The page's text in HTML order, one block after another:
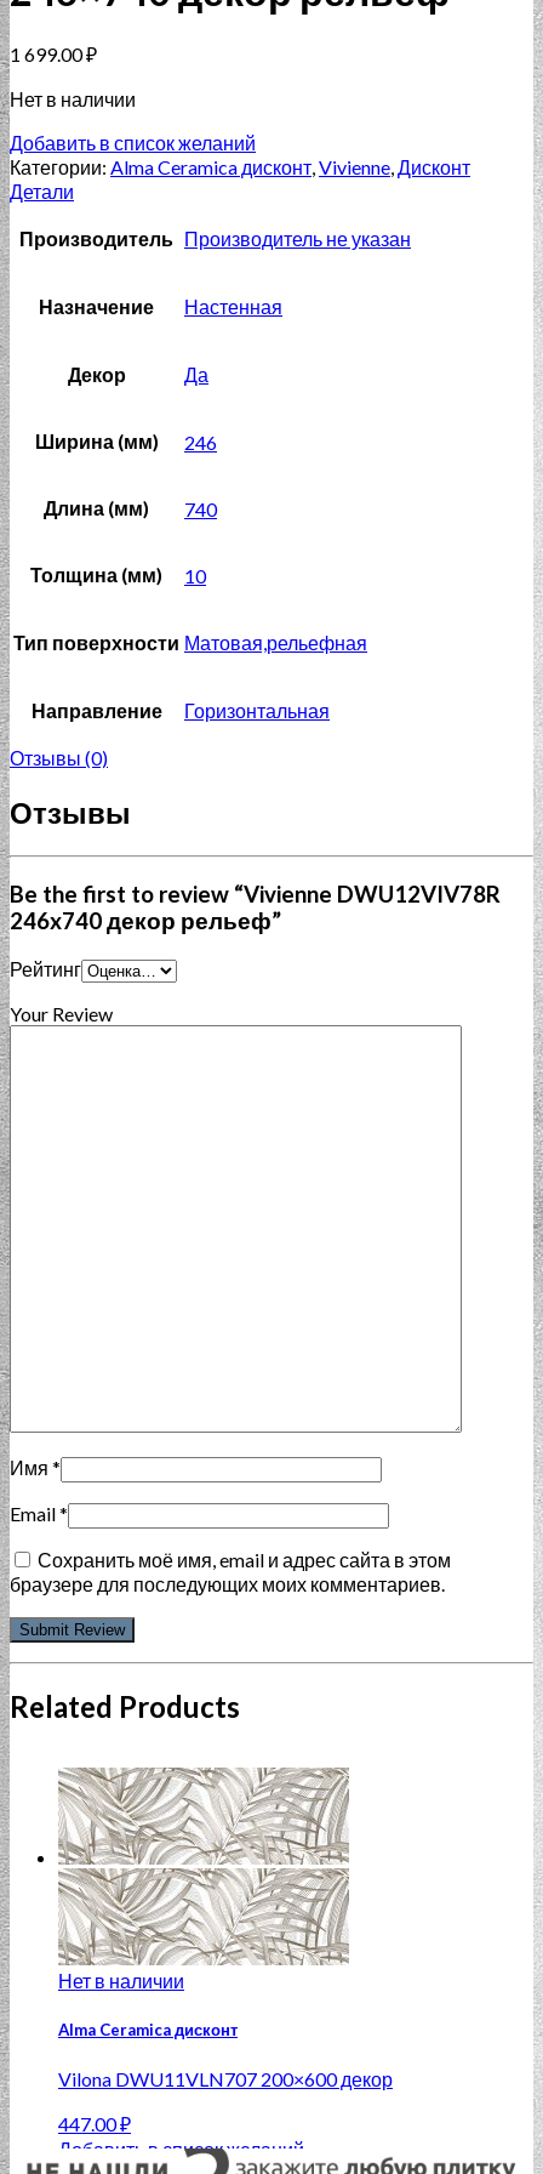
1 699.00₽
Нет в наличии
Добавить в список желаний
Категории: Alma Ceramica дисконт,Vivienne,Дисконт
Детали
Производитель Производитель не указан
Назначение Настенная
Декор Да
Ширина (мм) 246
Длина (мм) 740
Толщина (мм) 10
Тип поверхности Матовая,рельефная
Направление Горизонтальная
Отзывы (0)
Отзывы
Be the first to review “Vivienne DWU12VIV78R
246x740 декор рельеф”
Рейтинг
Your Review
Имя *
Email*
Сохранить моё имя, email и адрес сайта в этом
браузере для последующих моих комментариев.
Related Products
Нет в наличии
Alma Ceramica дисконт
Vilona DWU11VLN707 200×600 декор
447.00₽
Добавить в список желаний